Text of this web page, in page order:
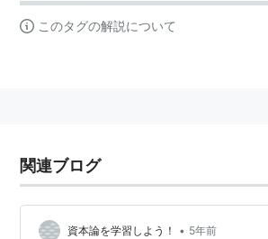
このタグの解説について
関連ブログ
資本論を学習しよう！ • 5年前